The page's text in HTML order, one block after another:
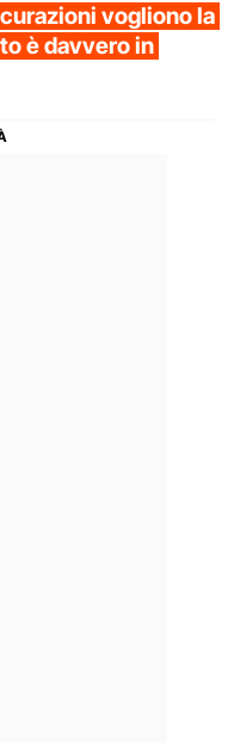
vogliono la
è davvero in